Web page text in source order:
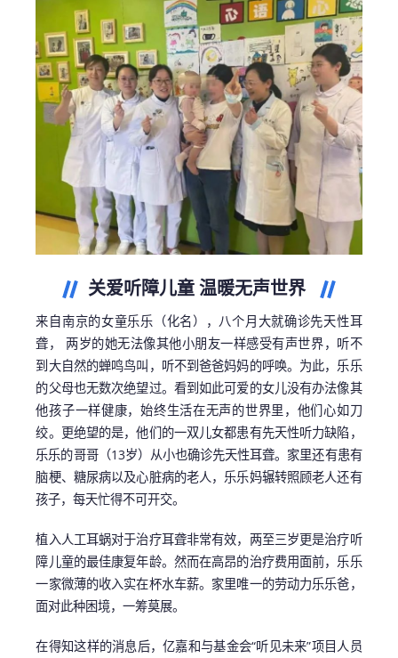
关爱听障儿童 温暖无声世界
来自南京的女童乐乐（化名），八个月大就确诊先天性耳
聋， 两岁的她无法像其他小朋友一样感受有声世界，听不
到大自然的蝉鸣鸟叫，听不到爸爸妈妈的呼唤。为此，乐乐
的父母也无数次绝望过。看到如此可爱的女儿没有办法像其
他孩子一样健康，始终生活在无声的世界里，他们心如刀
绞。更绝望的是，他们的一双儿女都患有先天性听力缺陷，
乐乐的哥哥（13岁）从小也确诊先天性耳聋。家里还有患有
脑梗、糖尿病以及心脏病的老人，乐乐妈辗转照顾老人还有
孩子，每天忙得不可开交。
植入人工耳蜗对于治疗耳聋非常有效，两至三岁更是治疗听
障儿童的最佳康复年龄。然而在高昂的治疗费用面前，乐乐
一家微薄的收入实在杯水车薪。家里唯一的劳动力乐乐爸，
面对此种困境，一筹莫展。
在得知这样的消息后，亿嘉和与基金会“听见未来”项目人员